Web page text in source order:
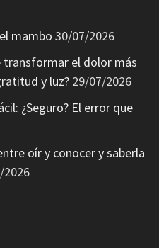
mambo 30/07/2026
transformar el dolor más
y luz? 29/07/2026
¿Seguro? El error que
oír y conocer y saberla
2026